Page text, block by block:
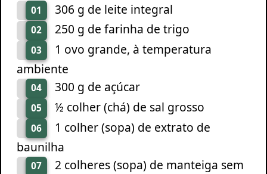
01 306 g de leite integral
02 250 g de farinha de trigo
03
1 ovo grande, à temperatura
ambiente
04 300 g de açúcar
05 ½ colher (chá) de sal grosso
06
1 colher (sopa) de extrato de
baunilha
07
2 colheres (sopa) de manteiga sem